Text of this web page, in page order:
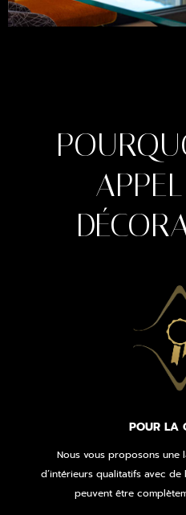
POUR LA
Nous vous proposons une
d’intérieurs qualitatifs avec
peuvent être